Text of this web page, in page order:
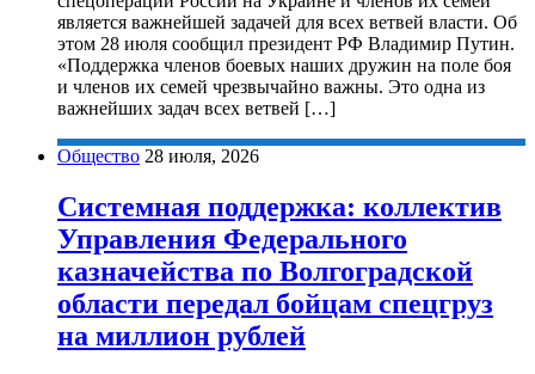
является важнейшей задачей для всех ветвей власти. Об
этом 28 июля сообщил президент РФ Владимир Путин.
«Поддержка членов боевых наших дружин на поле боя
и членов их семей чрезвычайно важны. Это одна из
важнейших задач всех ветвей […]
Общество 28 июля, 2026
Системная поддержка: коллектив
Управления Федерального
казначейства по Волгоградской
области передал бойцам спецгруз
на миллион рублей